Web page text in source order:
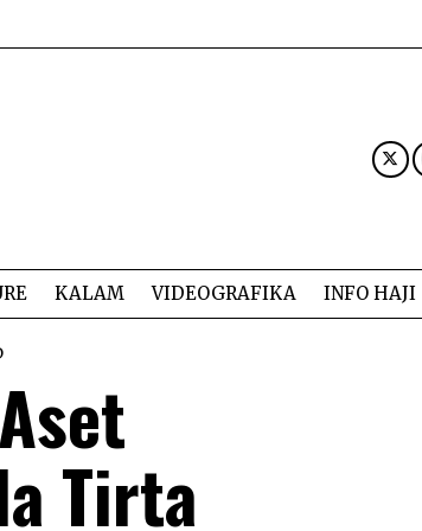
KALAM VIDEOGRAFIKA INFO HAJI
Tirta